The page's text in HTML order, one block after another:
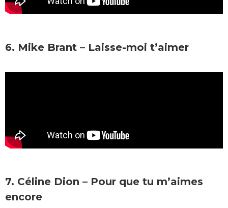
6. Mike Brant – Laisse-moi t’aimer
7. Céline Dion – Pour que tu m’aimes
encore